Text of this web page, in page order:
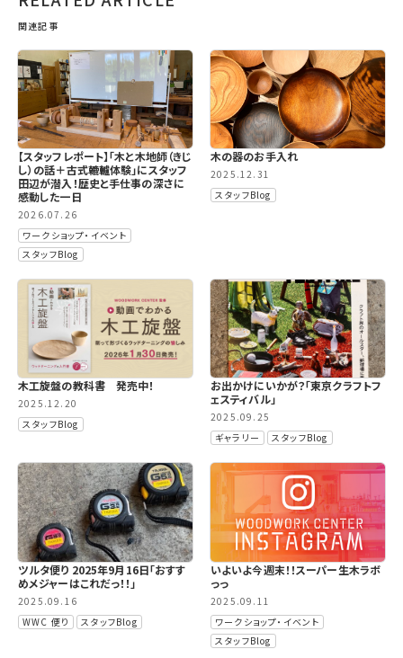
関連記事
【スタッフレポート】「木と木地師（きじ
し）の話＋古式轆轤体験」にスタッフ
田辺が潜入！歴史と手仕事の深さに
感動した一日
2026.07.26
ワークショップ・イベント
スタッフBlog
木の器のお手入れ
2025.12.31
スタッフBlog
木工旋盤の教科書 発売中！
2025.12.20
スタッフBlog
お出かけにいかが？「東京クラフトフ
ェスティバル」
2025.09.25
ギャラリー
スタッフBlog
ツルタ便り 2025年9月16日「おすす
めメジャーはこれだっ！！」
2025.09.16
WWC 便り
スタッフBlog
いよいよ今週末！！スーパー生木ラボ
っっ
2025.09.11
ワークショップ・イベント
スタッフBlog